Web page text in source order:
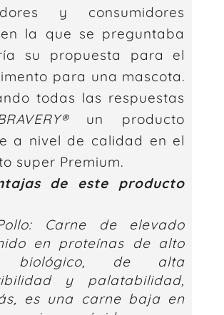
y consumidores
la que se preguntaba
su propuesta para el
para una mascota.
todas las respuestas
un producto
a nivel de calidad en el
super Premium.
de este producto
Carne de elevado
en proteínas de alto
biológico, de alta
y palatabilidad,
es una carne baja en